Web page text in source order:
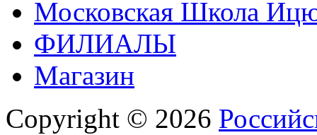
Московская Школа
ФИЛИАЛЫ
Магазин
Copyright © 2026